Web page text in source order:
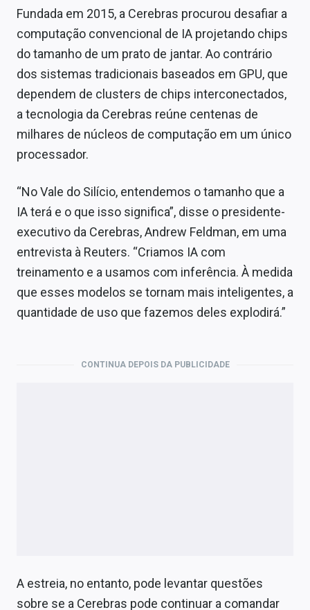
Fundada em 2015, a Cerebras procurou desafiar a
computação convencional de IA projetando chips
do tamanho de um prato de jantar. Ao contrário
dos sistemas tradicionais baseados em GPU, que
dependem de clusters de chips interconectados,
a tecnologia da Cerebras reúne centenas de
milhares de núcleos de computação em um único
processador.
“No Vale do Silício, entendemos o tamanho que a
IA terá e o que isso significa”, disse o presidente-
executivo da Cerebras, Andrew Feldman, em uma
entrevista à Reuters. “Criamos IA com
treinamento e a usamos com inferência. À medida
que esses modelos se tornam mais inteligentes, a
quantidade de uso que fazemos deles explodirá.”
CONTINUA DEPOIS DA PUBLICIDADE
A estreia, no entanto, pode levantar questões
sobre se a Cerebras pode continuar a comandar